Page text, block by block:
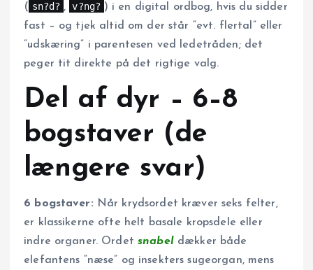
( sn?d? , v?ng? ) i en digital ordbog, hvis du sidder
fast – og tjek altid om der står “evt. flertal” eller
“udskæring” i parentesen ved ledetråden; det
peger tit direkte på det rigtige valg.
Del af dyr – 6–8
bogstaver (de
længere svar)
6 bogstaver: Når krydsordet kræver seks felter,
er klassikerne ofte helt basale kropsdele eller
indre organer. Ordetsnabeldækker både
elefantens “næse” og insekters sugeorgan, mens